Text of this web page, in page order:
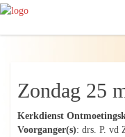
Zondag 25
Kerkdienst
Voorganger(s): drs. P. vd